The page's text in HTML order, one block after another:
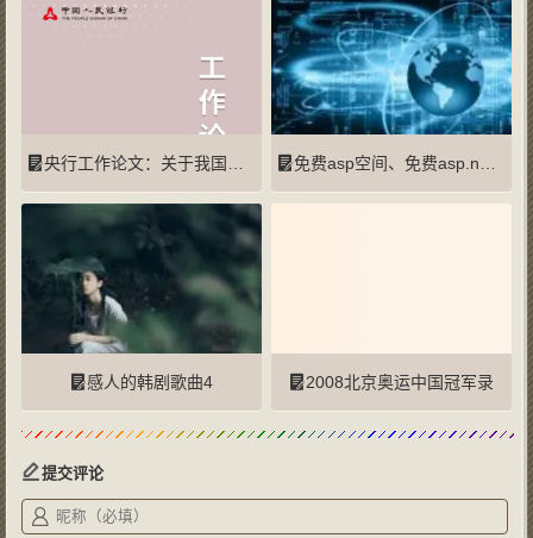
提交评论
央行工作论文：关于我国人口转型的认识和应对之策 免费asp空间、免费asp.net空间、access数据库+ftp上传
感人的韩剧歌曲4 2008北京奥运中国冠军录